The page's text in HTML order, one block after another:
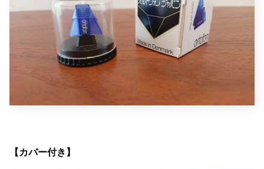
【カバー付き】